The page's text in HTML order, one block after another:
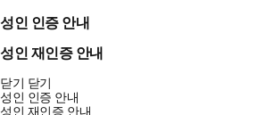
성인 인증 안내
성인 재인증 안내
닫기 닫기
성인 인증 안내
성인 재인증 안내